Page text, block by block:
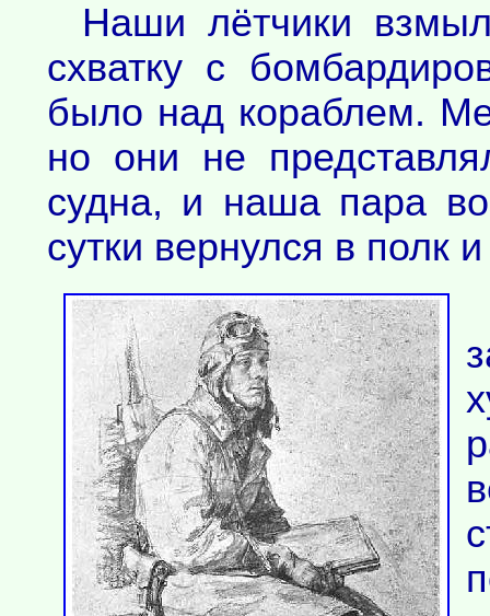
Наши лётчики
схватку с
было над кораблем.
но они не
судна, и наша пара
сутки вернулся в полк